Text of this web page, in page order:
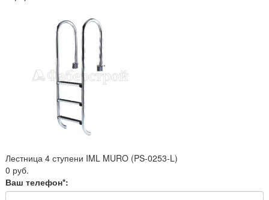
Лестница 4 ступени IML MURO (PS-0253-L)
0 руб.
Ваш телефон*: